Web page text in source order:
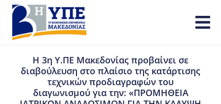
Η 3η Υ.ΠΕ Μακεδονίας προβαίνει σε
διαβούλευση στο πλαίσιο της κατάρτισης
τεχνικών προδιαγραφών του
διαγωνισμού για την: «ΠΡΟΜΗΘΕΙΑ